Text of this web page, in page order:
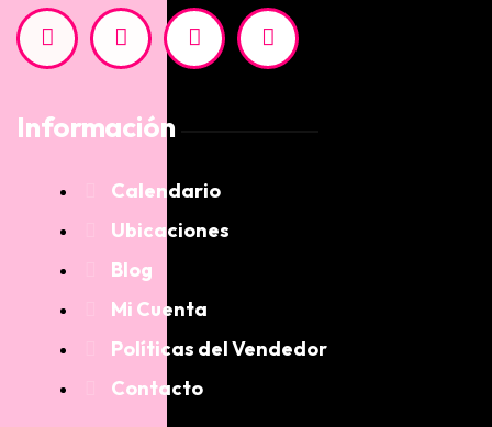
Información
Calendario
Ubicaciones
Blog
Mi Cuenta
Políticas del Vendedor
Contacto